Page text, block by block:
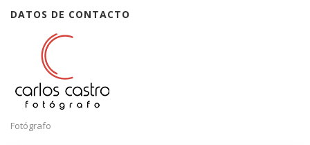
DATOS DE CONTACTO
Fotógrafo